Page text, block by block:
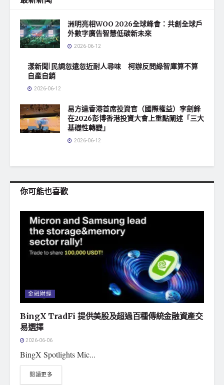
洲明亮相WOO 2026全球峰會：共創全球戶
外數字廣告智慧低碳新未來
2026-06-12
漾新聞|民調忽遠忽近耐人尋味 柯辦反問綠智庫算不算
自產自銷
2026-06-12
易方達香港首席投資官（國際權益）李劍鋒
在2026彭博香港投資大會上重點闡述「三大
基礎性轉變」
2026-06-12
你可能也喜歡
金融財經
BingX TradFi 提供美股及超過百種傳統金融資產交
易選擇
2026-06-06
BingX Spotlights Mic...
閱讀更多